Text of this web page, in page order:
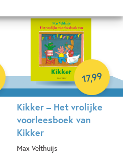
Kikker – Het vrolijke
voorleesboek van
Kikker
Max Velthuijs
17,99